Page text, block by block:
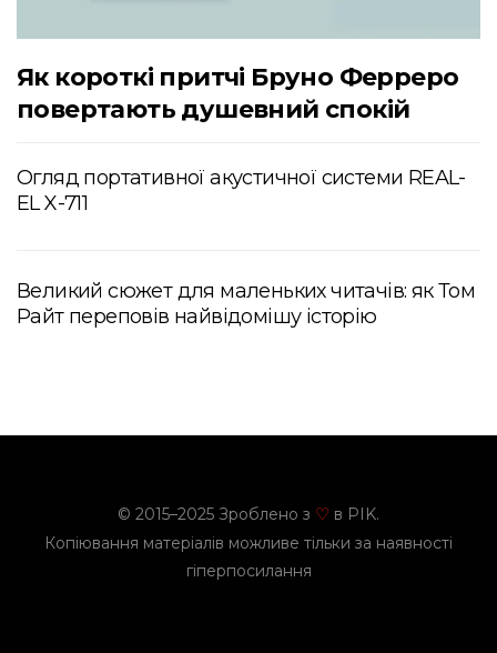
Як короткі притчі Бруно Ферреро
повертають душевний спокій
Огляд портативної акустичної системи REAL-
EL X-711
Великий сюжет для маленьких читачів: як Том
Райт переповів найвідомішу історію
© 2015–2025 Зроблено з ♡ в PIK.
Копіювання матеріалів можливе тільки за наявності
гіперпосилання